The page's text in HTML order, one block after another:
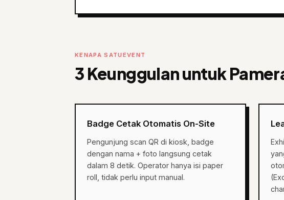
KENAPA SATUEVENT
3 Keunggulan untuk
Badge Cetak Otomatis On-Site
Pengunjung scan QR di kiosk, badge
dengan nama + foto langsung cetak
dalam 8 detik. Operator hanya isi paper
roll, tidak perlu input manual.